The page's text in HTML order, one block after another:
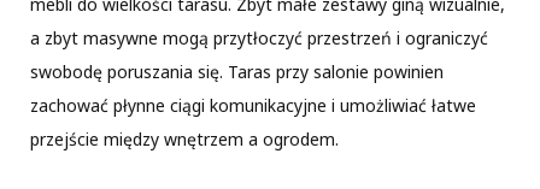
a zbyt masywne mogą przytłoczyć przestrzeń i ograniczyć
swobodę poruszania się. Taras przy salonie powinien
zachować płynne ciągi komunikacyjne i umożliwiać łatwe
przejście między wnętrzem a ogrodem.